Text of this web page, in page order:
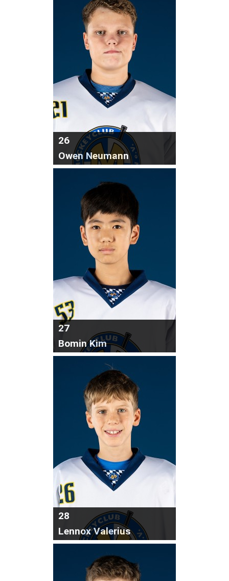
26
Owen Neumann
27
Bomin Kim
28
Lennox Valerius